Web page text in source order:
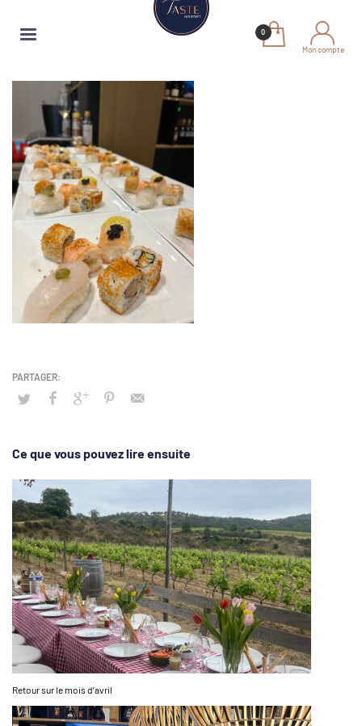
Mon compte
Ce que vous pouvez lire ensuite
Retour sur le mois d’avril